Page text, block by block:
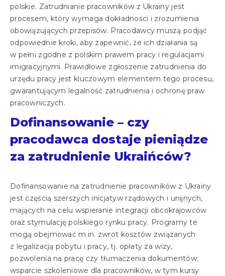
polskie. Zatrudnianie pracowników z Ukrainy jest
procesem, który wymaga dokładności i zrozumienia
obowiązujących przepisów. Pracodawcy muszą podjąć
odpowiednie kroki, aby zapewnić, że ich działania są
w pełni zgodne z polskim prawem pracy i regulacjami
imigracyjnymi. Prawidłowe zgłoszenie zatrudnienia do
urzędu pracy jest kluczowym elementem tego procesu,
gwarantującym legalność zatrudnienia i ochronę praw
pracowniczych.
Dofinansowanie – czy
pracodawca dostaje pieniądze
za zatrudnienie Ukraińców?
Dofinansowanie na zatrudnienie pracowników z Ukrainy
jest częścią szerszych inicjatyw rządowych i unijnych,
mających na celu wspieranie integracji obcokrajowców
oraz stymulację polskiego rynku pracy. Programy te
mogą obejmować m.in. zwrot kosztów związanych
z legalizacją pobytu i pracy, tj. opłaty za wizy,
pozwolenia na pracę czy tłumaczenia dokumentów;
wsparcie szkoleniowe dla pracowników, w tym kursy